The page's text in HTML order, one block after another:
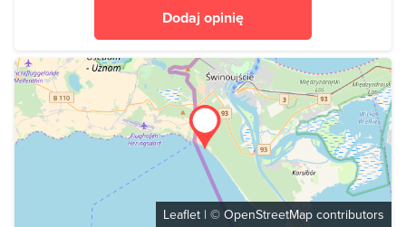
Dodaj opinię
Leaflet | © OpenStreetMap contributors